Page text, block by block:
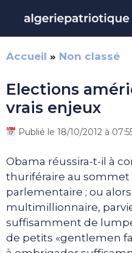
contenu
Accueil » Non classé
Elections
vrais enjeux
Publié le 18/10/2012 à
Obama réussira-t-il à
thuriféraire au
parlementaire ; ou
multimillionnaire,
suffisamment de
de petits «gentlemen